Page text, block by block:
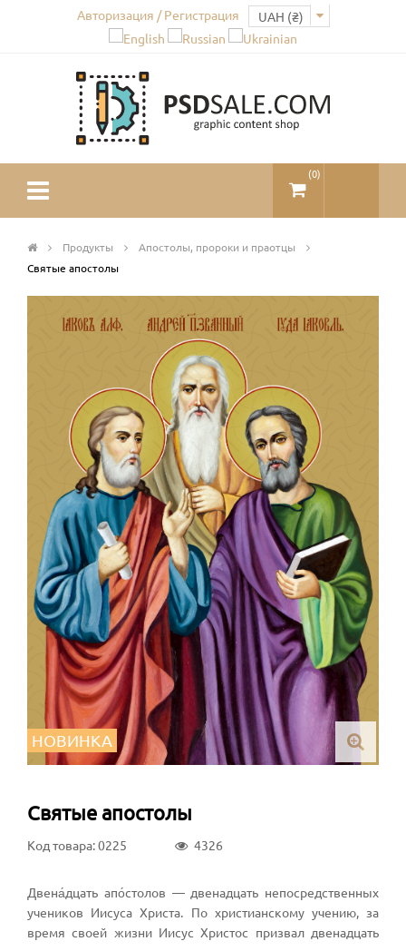
Авторизация / Регистрация
(0)
Продукты
Апостолы, пророки и праотцы
Святые апостолы
НОВИНКА
Святые апостолы
Код товара: 0225 4326
Двена́дцать апо́столов — двенадцать непосредственных
учеников Иисуса Христа. По христианскому учению, за
время своей жизни Иисус Христос призвал двенадцать